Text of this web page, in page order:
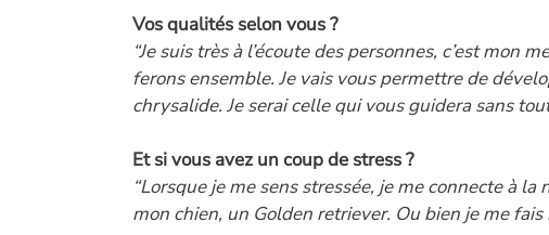
Vos qualités selon vous ?
“Je suis très à l’écoute des personnes, c’est mon
ferons ensemble. Je vais vous permettre de
chrysalide. Je serai celle qui vous guidera sans
Et si vous avez un coup de stress ?
“Lorsque je me sens stressée, je me connecte à
mon chien, un Golden retriever. Ou bien je me fais